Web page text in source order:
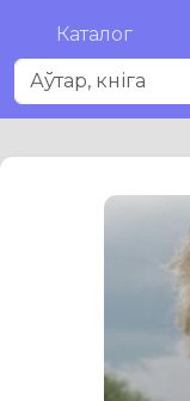
Каталог